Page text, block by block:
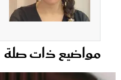
مواضيع ذات صلة